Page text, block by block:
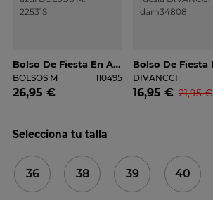
Bolso De Fiesta En Azul BOLSOS M. 22531S
BOLSOS M 110495
26,95 €
DIVANCCI
16,95 € 21,95 €
Selecciona tu talla
36 38 39 40